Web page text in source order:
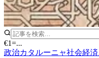
€1=...
政治カタルーニャ社会経済